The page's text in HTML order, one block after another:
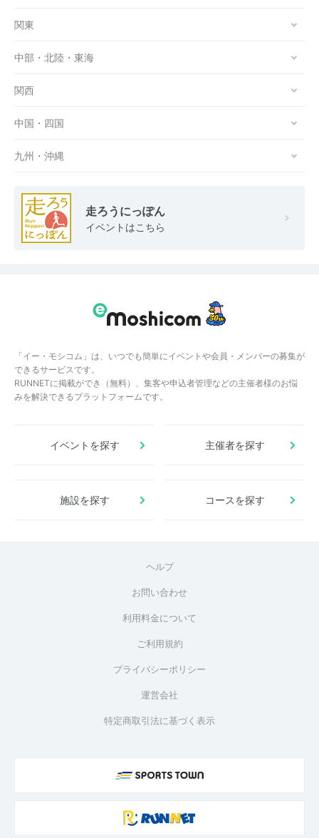
関東
中部・北陸・東海
関西
中国・四国
九州・沖縄
走ろうにっぽん
イベントはこちら
「イー・モシコム」は、いつでも簡単にイベントや会員・メンバーの募集が
できるサービスです。
RUNNETに掲載ができ（無料）、集客や申込者管理などの主催者様のお悩
みを解決できるプラットフォームです。
イベントを探す 主催者を探す
施設を探す コースを探す
ヘルプ
お問い合わせ
利用料金について
ご利用規約
プライバシーポリシー
運営会社
特定商取引法に基づく表示